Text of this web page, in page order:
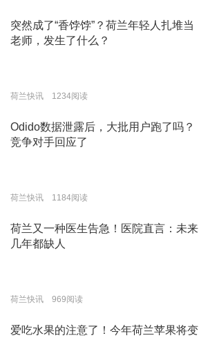
突然成了“香饽饽”？荷兰年轻人扎堆当
老师，发生了什么？
荷兰快讯 1234阅读
Odido数据泄露后，大批用户跑了吗？
竞争对手回应了
荷兰快讯 1184阅读
荷兰又一种医生告急！医院直言：未来
几年都缺人
荷兰快讯 969阅读
爱吃水果的注意了！今年荷兰苹果将变